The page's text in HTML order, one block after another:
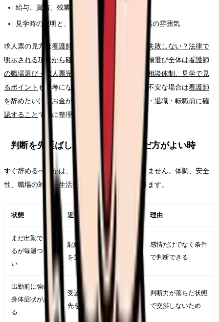
給与、賞与、残業代、昇給、各種手当
見学時の説明と、現場スタッフの表情や会話の雰囲気
求人票の見方は看護師の求人票、どこを見れば失敗しない？法律で
明示される項目から確認する読み方ガイド
、職場選び全体は看護師
の職場選び・求人票完全ガイド。条件、教育、相談体制、見学で見
るポイント も参考になります。給与や生活費が不安な場合は看護師
を辞めたいけどお金が不安な時の考え方｜休職・退職・転職前に確
認すること で先に整理してください。
判断を先延ばししてよい時・急いだ方がよい時
すぐ辞めるべきかは、テーマ名だけでは決まりません。体調、安全
性、職場の対応、生活費、次の選択肢で変わります。
状態 近い対応 理由
まだ出勤でき
るが毎週つら
い
記録、相談、求人比較
を並行する
感情だけでなく条件
で判断できる
出勤前に強い
身体症状があ
る
受診、休養、公的相談
先を優先する
判断力が落ちた状態
で交渉しないため